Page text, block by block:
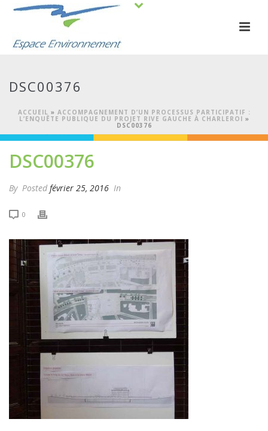
DSC00376
ACCUEIL » ACCOMPAGNEMENT D’UN PROCESSUS PARTICIPATIF :
L’ENQUÊTE PUBLIQUE DU PROJET RIVE GAUCHE À CHARLEROI »
DSC00376
DSC00376
By Posted février 25, 2016 In
0